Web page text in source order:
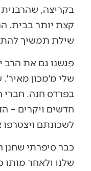
בקריצה, שהרבנית
קצת יותר בבית.
שילת תמשיך
פגשנו גם את הרב
שלי מ׳מכון
בפרדס חנה. חברי
חדשים ויקרים –
לשכונתם
כבר סיפרתי שחנן
שלנו ולאחר